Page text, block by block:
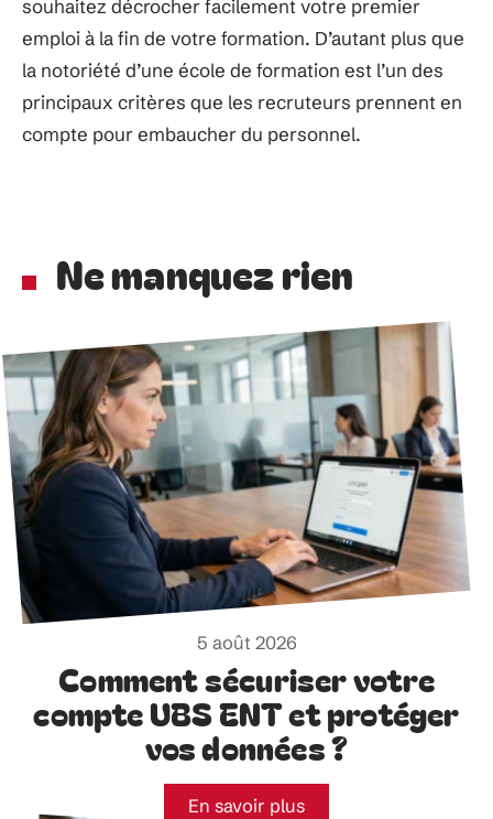
souhaitez décrocher facilement votre premier
emploi à la fin de votre formation. D’autant plus que
la notoriété d’une école de formation est l’un des
principaux critères que les recruteurs prennent en
compte pour embaucher du personnel.
Ne manquez rien
5 août 2026
Comment sécuriser votre
compte UBS ENT et protéger
vos données ?
En savoir plus